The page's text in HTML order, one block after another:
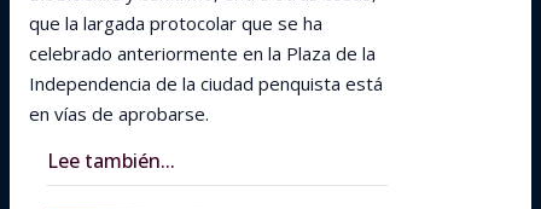
que la largada protocolar que se ha
celebrado anteriormente en la Plaza de la
Independencia de la ciudad penquista está
en vías de aprobarse.
Lee también...